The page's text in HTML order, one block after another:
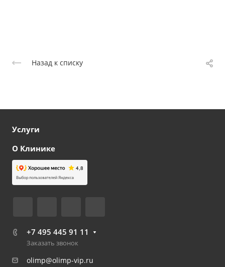
Назад к списку
Услуги
О Клинике
+7 495 445 91 11
Заказать звонок
olimp@olimp-vip.ru